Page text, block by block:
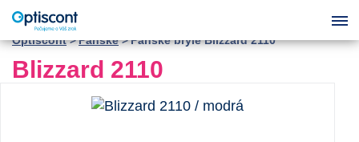
Optiscont Pánské Pánské brýle Blizzard 2110
Blizzard 2110